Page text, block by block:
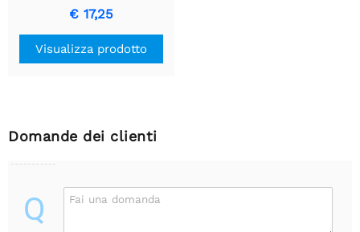
Raspberry Pi con sistema
operativo RPi - 64 GB
€ 17,25
Visualizza prodotto
Domande dei clienti
Q Fai una domanda